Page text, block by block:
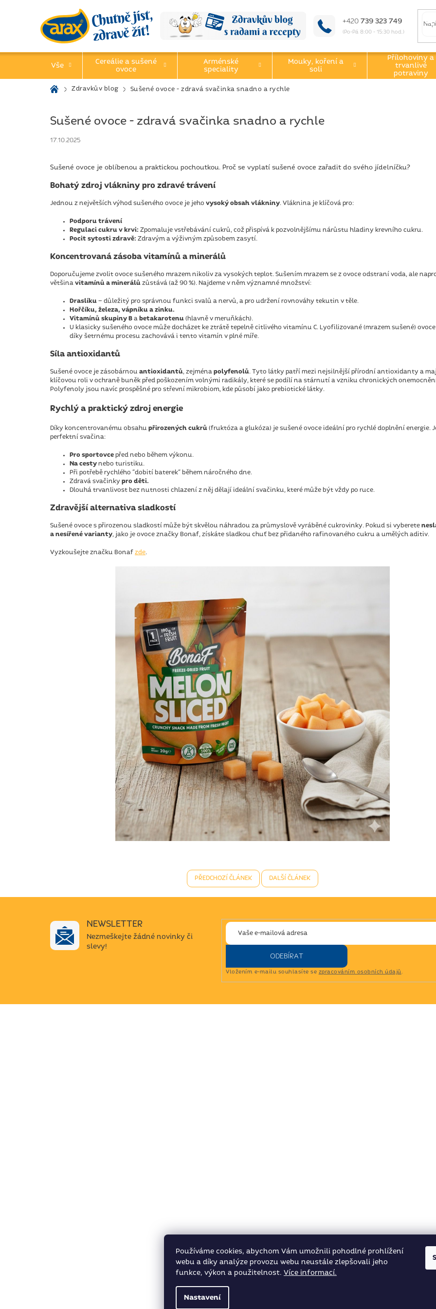
Používáme cookies, abychom Vám umožnili pohodlné prohlížení
webu a díky analýze provozu webu neustále zlepšovali jeho
funkce, výkon a použitelnost. Více informací.
Nastavení
+420 739 323 749
(Po-Pá 8:00 - 15:30 hod.)
Vše
Cereálie a sušené
ovoce
Arménské
speciality
Mouky, koření a
soli
Přílohoviny a
trvanlivé
potraviny
DomůZdravkův blog Sušené ovoce - zdravá svačinka snadno a rychle
Sušené ovoce - zdravá svačinka snadno a rychle
17.10.2025
Sušené ovoce je oblíbenou a praktickou pochoutkou. Proč se vyplatí sušené ovoce zařadit do svého jídelníčku?
Bohatý zdroj vlákniny pro zdravé trávení
Jednou z největších výhod sušeného ovoce je jeho vysoký obsah vlákniny. Vláknina je klíčová pro:
Podporu trávení
Regulaci cukru v krvi: Zpomaluje vstřebávání cukrů, což přispívá k pozvolnějšímu nárůstu hladiny krevního cukru.
Pocit sytosti zdravě: Zdravým a výživným způsobem zasytí.
Koncentrovaná zásoba vitamínů a minerálů
Doporučujeme zvolit ovoce sušeného mrazem nikoliv za vysokých teplot. Sušením mrazem se z ovoce odstraní voda, ale
většina vitamínů a minerálů zůstává (až 90 %). Najdeme v něm významné množství:
Draslíku – důležitý pro správnou funkci svalů a nervů, a pro udržení rovnováhy tekutin v těle.
Hořčíku, železa, vápníku a zinku.
Vitamínů skupiny B a betakarotenu (hlavně v meruňkách).
U klasicky sušeného ovoce může docházet ke ztrátě tepelně citlivého vitamínu C. Lyofilizované (mrazem sušené) ovoce
díky šetrnému procesu zachovává i tento vitamín v plné míře.
Síla antioxidantů
Sušené ovoce je zásobárnou antioxidantů, zejména polyfenolů. Tyto látky patří mezi nejsilnější přírodní antioxidanty a
klíčovou roli v ochraně buněk před poškozením volnými radikály, které se podílí na stárnutí a vzniku chronických
Polyfenoly jsou navíc prospěšné pro střevní mikrobiom, kde působí jako prebiotické látky.
Rychlý a praktický zdroj energie
Díky koncentrovanému obsahu přirozených cukrů (fruktóza a glukóza) je sušené ovoce ideální pro rychlé doplnění energie.
perfektní svačina:
Pro sportovce před nebo během výkonu.
Na cesty nebo turistiku.
Při potřebě rychlého "dobití baterek" během náročného dne.
Zdravá svačinky pro děti.
Dlouhá trvanlivost bez nutnosti chlazení z něj dělají ideální svačinku, které může být vždy po ruce.
Zdravější alternativa sladkostí
Sušené ovoce s přirozenou sladkostí může být skvělou náhradou za průmyslově vyráběné cukrovinky. Pokud si vyberete
a nesířené varianty, jako je ovoce značky Bonaf, získáte sladkou chuť bez přidaného rafinovaného cukru a umělých aditiv.
Vyzkoušejte značku Bonaf zde.
PŘEDCHOZÍ ČLÁNEK DALŠÍ ČLÁNEK
NEWSLETTER
Nezmeškejte žádné novinky či
slevy!
ODEBÍRAT
Vložením e-mailu souhlasíte se zpracováním osobních údajů.